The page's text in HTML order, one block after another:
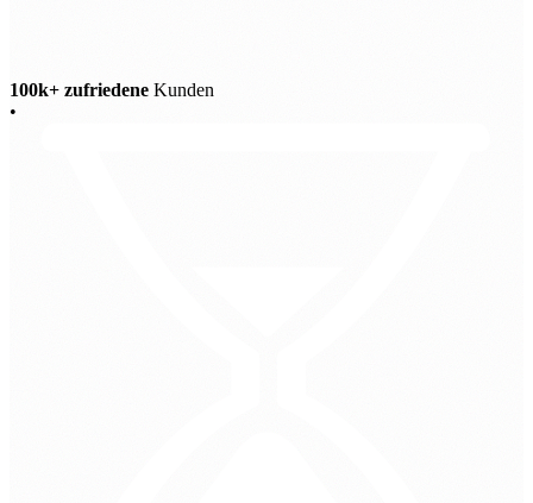
100k+ zufriedene Kunden
•